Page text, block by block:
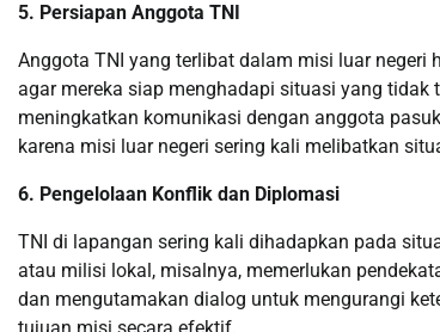
5. Persiapan Anggota TNI
Anggota TNI yang terlibat dalam misi luar
agar mereka siap menghadapi situasi yang
meningkatkan komunikasi dengan anggota
karena misi luar negeri sering kali melibatkan
6. Pengelolaan Konflik dan Diplomasi
TNI di lapangan sering kali dihadapkan pada
atau milisi lokal, misalnya, memerlukan
dan mengutamakan dialog untuk mengurangi